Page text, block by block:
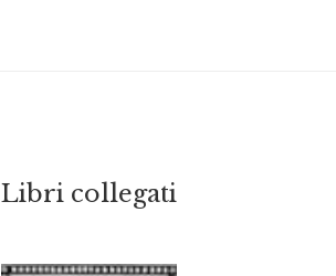
Libri collegati